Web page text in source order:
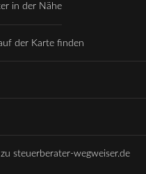
in der Nähe
der Karte finden
steuerberater-wegweiser.de